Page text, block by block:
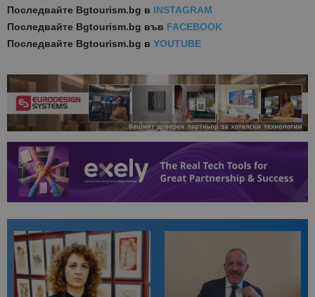
Последвайте Bgtourism.bg в INSTAGRAM
Последвайте Bgtourism.bg във FACEBOOK
Последвайте Bgtourism.bg в YOUTUBE